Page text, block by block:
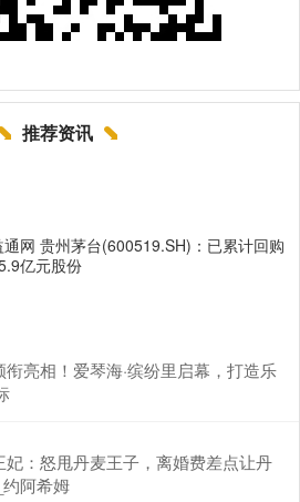
推荐资讯
通网 贵州茅台(600519.SH)：已累计回购
亿元股份
亮相！爱琴海·缤纷里启幕，打造乐
：怒甩丹麦王子，离婚费差点让丹
阿希姆